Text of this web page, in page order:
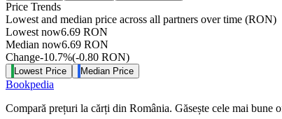
Price Trends
Lowest and median price across all partners over time (RON)
Lowest now6.69 RON
Median now6.69 RON
Change-10.7%(-0.80 RON)
Lowest Price Median Price
Bookpedia
Compară prețuri la cărți din România. Găsește cele mai